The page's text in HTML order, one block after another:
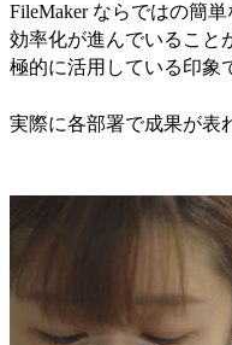
FileMaker ならではの簡
効率化が進んでいること
極的に活用している印象
実際に各部署で成果が表